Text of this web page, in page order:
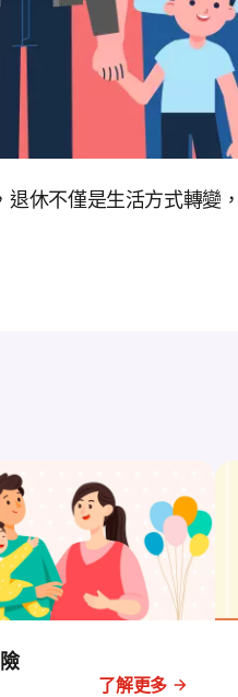
休不僅是生活方式轉變
了解更多